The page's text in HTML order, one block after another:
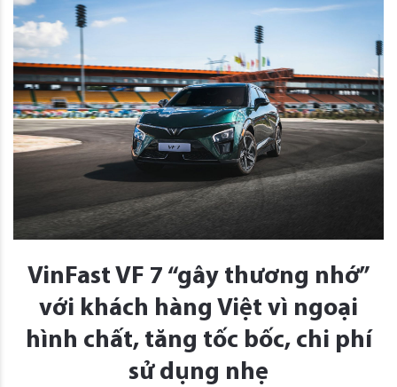
VinFast VF 7 “gây thương nhớ”
với khách hàng Việt vì ngoại
hình chất, tăng tốc bốc, chi phí
sử dụng nhẹ